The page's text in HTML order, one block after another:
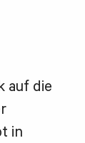
auf die
in